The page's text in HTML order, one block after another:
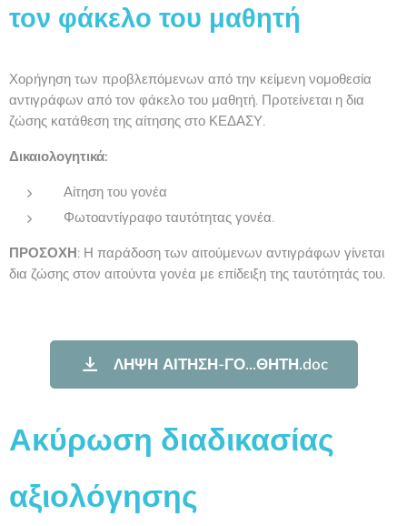
τον φάκελο του μαθητή
Χορήγηση των προβλεπόμενων από την κείμενη νομοθεσία
αντιγράφων από τον φάκελο του μαθητή. Προτείνεται η δια
ζώσης κατάθεση της αίτησης στο ΚΕΔΑΣΥ.
Δικαιολογητικά:
Αίτηση του γονέα
Φωτοαντίγραφο ταυτότητας γονέα.
ΠΡΟΣΟΧΗ: Η παράδοση των αιτούμενων αντιγράφων γίνεται
δια ζώσης στον αιτούντα γονέα με επίδειξη της ταυτότητάς του.
ΛΗΨΗ ΑΙΤΗΣΗ-ΓΟ...ΘΗΤΗ.doc
Ακύρωση διαδικασίας
αξιολόγησης